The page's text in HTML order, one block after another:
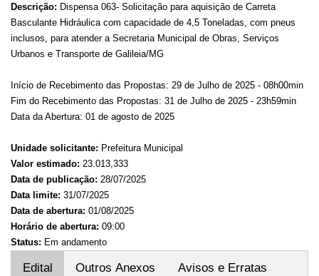
Descrição: Dispensa 063- Solicitação para aquisição de Carreta
Basculante Hidráulica com capacidade de 4,5 Toneladas, com pneus
inclusos, para atender a Secretaria Municipal de Obras, Serviços
Urbanos e Transporte de Galileia/MG
Início de Recebimento das Propostas: 29 de Julho de 2025 - 08h00min
Fim do Recebimento das Propostas: 31 de Julho de 2025 - 23h59min
Data da Abertura: 01 de agosto de 2025
Unidade solicitante: Prefeitura Municipal
Valor estimado: 23.013,333
Data de publicação: 28/07/2025
Data limite: 31/07/2025
Data de abertura: 01/08/2025
Horário de abertura: 09:00
Status: Em andamento
Edital Outros Anexos Avisos e Erratas